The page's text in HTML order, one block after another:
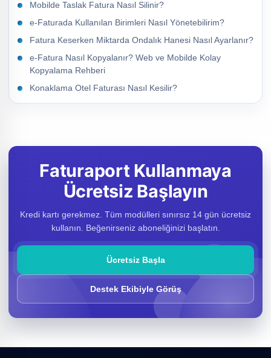
Mobilde Taslak Fatura Nasıl Silinir?
e-Faturada Kullanılan Birimleri Nasıl Yönetebilirim?
Fatura Keserken Miktarda Ondalık Hanesi Nasıl Ayarlanır?
e-Fatura Nasıl Kopyalanır? Web ve Mobilde Kolay
Kopyalama Rehberi
Konaklama Otel Faturası Nasıl Kesilir?
Faturaport Kullanmaya
Ücretsiz Başlayın
Kredi kartı gerekmez. Tüm modülleri sınırsız 14 gün ücretsiz
kullanın. Beğenirseniz aboneliğinizi başlatın.
Ücretsiz Başla
Destek Ekibiyle Görüş